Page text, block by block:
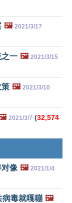
🖼️ 2021/3/17
之一 🖼️ 2021/3/15
策 🖼️ 2021/3/10
2021/3/7 (32,574
像 🖼️ 2021/1/4
病毒就嘎嘣 🖼️